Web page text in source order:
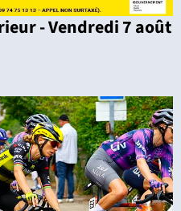
- Vendredi 7 août